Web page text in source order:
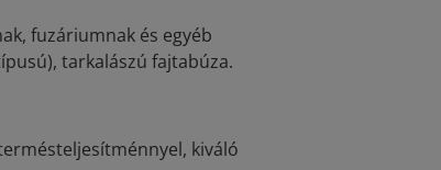
fuzáriumnak és egyéb
tarkalászú fajtabúza.
kiváló